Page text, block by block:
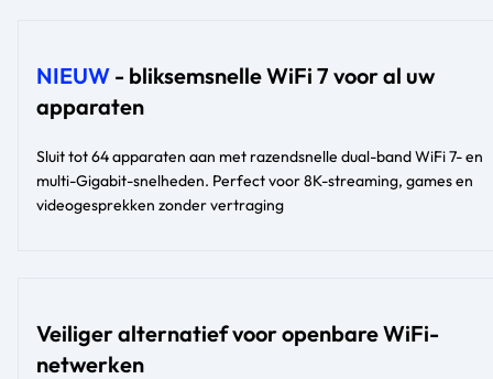
NIEUW - bliksemsnelle WiFi 7 voor al uw
apparaten
Sluit tot 64 apparaten aan met razendsnelle dual-band WiFi 7- en
multi-Gigabit-snelheden. Perfect voor 8K-streaming, games en
videogesprekken zonder vertraging
Veiliger alternatief voor openbare WiFi-
netwerken